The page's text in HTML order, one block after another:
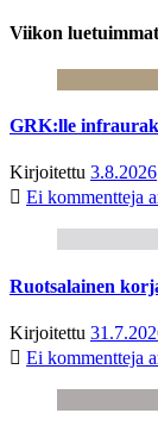
Viikon luetuimmat
GRK:lle
Kirjoitettu 3.8.2026
Ei kommentteja
Ruotsalainen
Kirjoitettu
Ei kommentteja